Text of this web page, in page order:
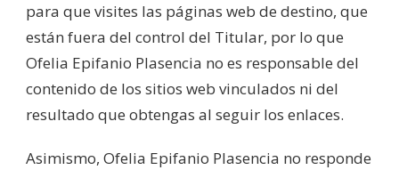
para que visites las páginas web de destino, que
están fuera del control del Titular, por lo que
Ofelia Epifanio Plasencia no es responsable del
contenido de los sitios web vinculados ni del
resultado que obtengas al seguir los enlaces.
Asimismo, Ofelia Epifanio Plasencia no responde